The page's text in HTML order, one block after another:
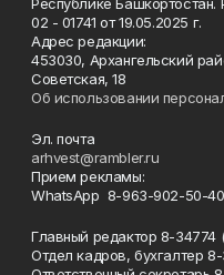
02 - 01741 от 19.05.2025 г.
Адрес редакции:
453030, Архангельский
Советская, 18
Об использовании
Эл. почта
arhvest@rambler.ru
Прием рекламы:
WhatsApp 8-963-902-50-
Главный редактор 8-34774
Отдел кадров, бухгалтер 8-